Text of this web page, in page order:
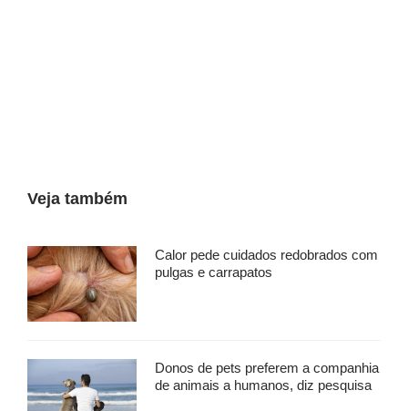
Veja também
Calor pede cuidados redobrados com
pulgas e carrapatos
Donos de pets preferem a companhia
de animais a humanos, diz pesquisa